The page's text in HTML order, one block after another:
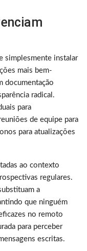
simplesmente instalar
mais bem-
documentação
radical.
para
de equipe para
para atualizações
ao contexto
regulares.
a
que ninguém
no remoto
para perceber
escritas.